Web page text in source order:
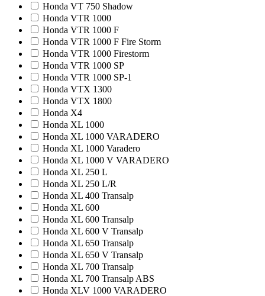
Honda VT 750 Shadow
Honda VTR 1000
Honda VTR 1000 F
Honda VTR 1000 F Fire Storm
Honda VTR 1000 Firestorm
Honda VTR 1000 SP
Honda VTR 1000 SP-1
Honda VTX 1300
Honda VTX 1800
Honda X4
Honda XL 1000
Honda XL 1000 VARADERO
Honda XL 1000 Varadero
Honda XL 1000 V VARADERO
Honda XL 250 L
Honda XL 250 L/R
Honda XL 400 Transalp
Honda XL 600
Honda XL 600 Transalp
Honda XL 600 V Transalp
Honda XL 650 Transalp
Honda XL 650 V Transalp
Honda XL 700 Transalp
Honda XL 700 Transalp ABS
Honda XLV 1000 VARADERO